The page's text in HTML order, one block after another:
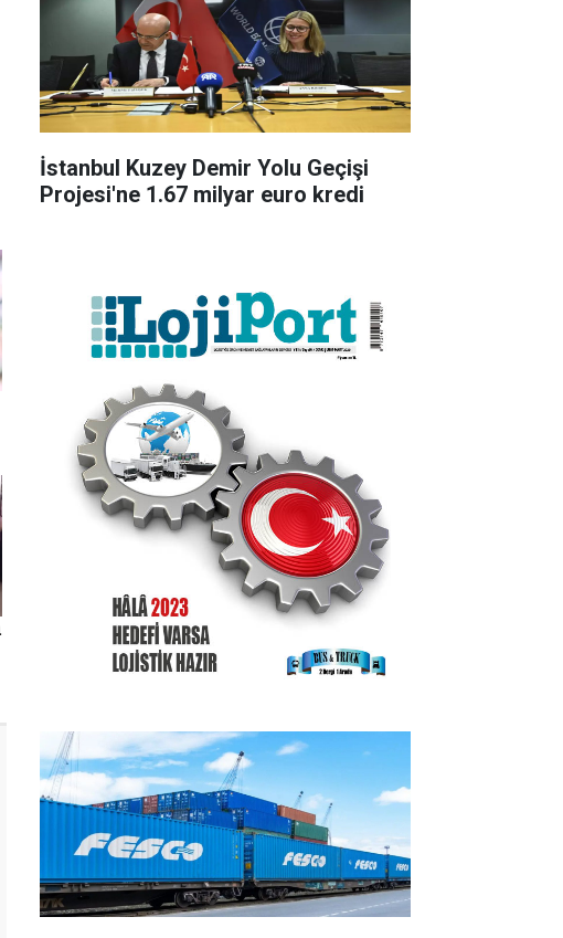
İstanbul Kuzey Demir Yolu Geçişi
Projesi'ne 1.67 milyar euro kredi